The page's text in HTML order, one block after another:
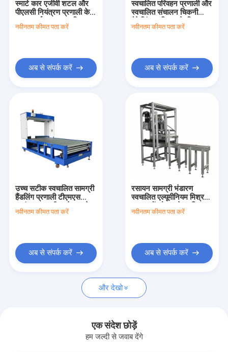
उत्पाद
हमारे बारे में
कारखाने का दौरा
हमसे संपर्क करें
मामले
स्वचालित सामग्री हैंडलिंग सिस्टम
स्मार्ट कार एजीवी शटल और
पीएलसी नियंत्रण प्रणाली के
साथ ऊर्जा-बचत स्वचालित
सामग्री हैंडलिंग प्रणाली
नवीनतम कीमत पता करें
अब से संपर्क करें
स्वचालित परिवहन प्रणाली और
स्वचालित संचालन चिकनी
पैकेजिंग प्रक्रिया के लिए
स्वचालित त्वचा पैकेजिंग मशीन
नवीनतम कीमत पता करें
अब से संपर्क करें
उच्च सटीक स्वचालित सामग्री
हैंडलिंग प्रणाली टीएमएस
प्रबंधन प्रणाली 1 सेट कन्वेयर
सिस्टम ± 10 मिमी नेविगेशन
नवीनतम कीमत पता करें
अब से संपर्क करें
रसायन सामग्री भंडारण
स्वचालित एल्यूमीनियम मिश्र
धातु भागों और 1 सेट परिवहन
प्रणाली के साथ सरल
नवीनतम कीमत पता करें
अब से संपर्क करें
और देखो
एक संदेश छोड़ें
हम जल्दी से जवाब देंगे